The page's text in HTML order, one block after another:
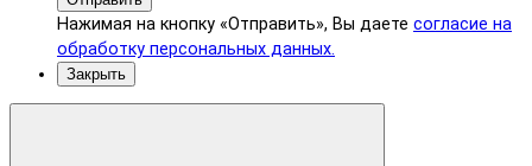
Нажимая на кнопку «Отправить», Вы даете согласие на
обработку персональных данных.
Закрыть